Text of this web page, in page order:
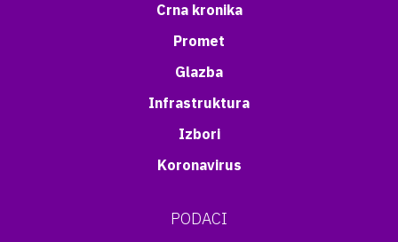
Crna kronika
Promet
Glazba
Infrastruktura
Izbori
Koronavirus
PODACI